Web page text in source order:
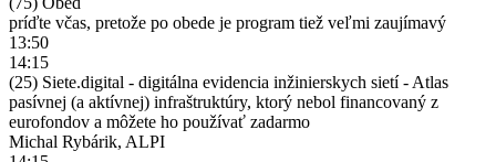
príďte včas, pretože po obede je program tiež veľmi zaujímavý
13:50
14:15
(25) Siete.digital - digitálna evidencia inžinierskych sietí - Atlas
pasívnej (a aktívnej) infraštruktúry, ktorý nebol financovaný z
eurofondov a môžete ho používať zadarmo
Michal Rybárik, ALPI